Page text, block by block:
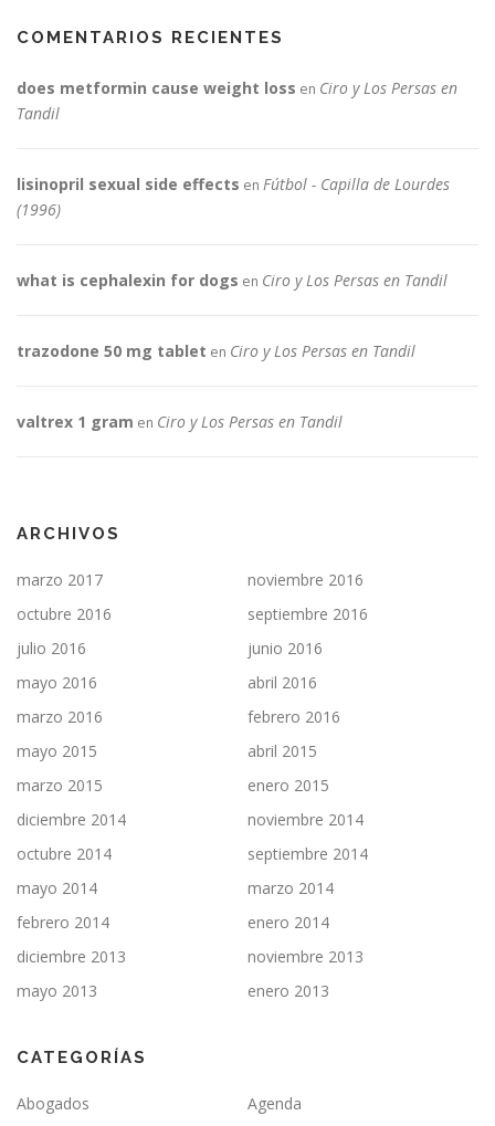
COMENTARIOS RECIENTES
does metformin cause weight loss en Ciro y Los Persas en
Tandil
lisinopril sexual side effects en Fútbol - Capilla de Lourdes
(1996)
what is cephalexin for dogs en Ciro y Los Persas en Tandil
trazodone 50 mg tablet en Ciro y Los Persas en Tandil
valtrex 1 gram en Ciro y Los Persas en Tandil
ARCHIVOS
marzo 2017
noviembre 2016
octubre 2016
septiembre 2016
julio 2016
junio 2016
mayo 2016
abril 2016
marzo 2016
febrero 2016
mayo 2015
abril 2015
marzo 2015
enero 2015
diciembre 2014
noviembre 2014
octubre 2014
septiembre 2014
mayo 2014
marzo 2014
febrero 2014
enero 2014
diciembre 2013
noviembre 2013
mayo 2013
enero 2013
CATEGORÍAS
Abogados
Agenda